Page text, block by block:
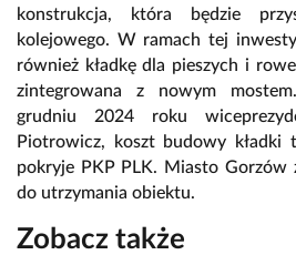
konstrukcja, która będzie
kolejowego. W ramach tej
również kładkę dla pieszych i
zintegrowana z nowym
grudniu 2024 roku
Piotrowicz, koszt budowy
pokryje PKP PLK. Miasto Gorzów
do utrzymania obiektu.
Zobacz także